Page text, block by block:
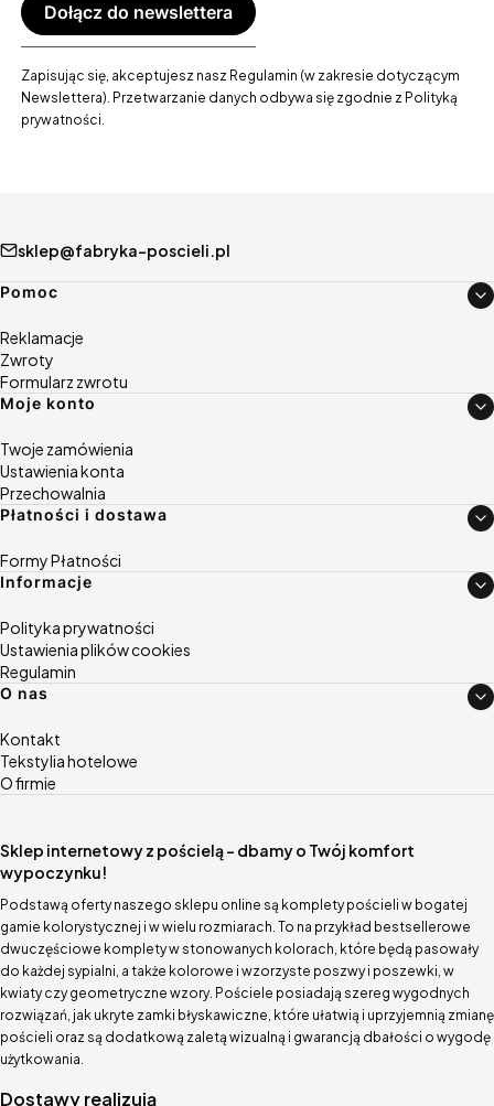
Dołącz do newslettera
Zapisując się, akceptujesz nasz Regulamin (w zakresie dotyczącym
Newslettera). Przetwarzanie danych odbywa się zgodnie z Polityką
prywatności.
sklep@fabryka-poscieli.pl
Linki w stopce
Pomoc
Reklamacje
Zwroty
Formularz zwrotu
Moje konto
Twoje zamówienia
Ustawienia konta
Przechowalnia
Płatności i dostawa
Formy Płatności
Informacje
Polityka prywatności
Ustawienia plików cookies
Regulamin
O nas
Kontakt
Tekstylia hotelowe
O firmie
Sklep internetowy z pościelą – dbamy o Twój komfort
wypoczynku!
Podstawą oferty naszego sklepu online są komplety pościeli w bogatej
gamie kolorystycznej i w wielu rozmiarach. To na przykład bestsellerowe
dwuczęściowe komplety w stonowanych kolorach, które będą pasowały
do każdej sypialni, a także kolorowe i wzorzyste poszwy i poszewki, w
kwiaty czy geometryczne wzory. Pościele posiadają szereg wygodnych
rozwiązań, jak ukryte zamki błyskawiczne, które ułatwią i uprzyjemnią zmianę
pościeli oraz są dodatkową zaletą wizualną i gwarancją dbałości o wygodę
użytkowania.
Dostawy realizują